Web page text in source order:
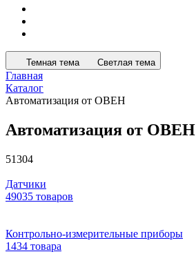
Темная тема Светлая тема
Главная
Каталог
Автоматизация от ОВЕН
Автоматизация от ОВЕН
51304
Датчики
49035 товаров
Контрольно-измерительные приборы
1434 товара